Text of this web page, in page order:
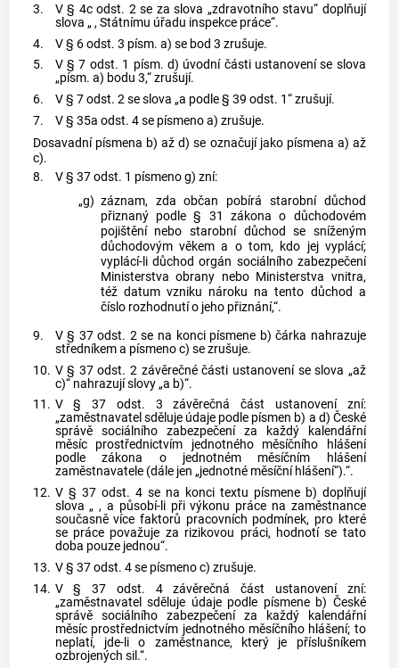
3.
V § 4c odst. 2 se za slova „zdravotního stavu“ doplňují
slova „ , Státnímu úřadu inspekce práce“.
4.
V § 6 odst. 3 písm. a) se bod 3 zrušuje.
5.
V § 7 odst. 1 písm. d) úvodní části ustanovení se slova
„písm. a) bodu 3,“ zrušují.
6.
V § 7 odst. 2 se slova „a podle § 39 odst. 1“ zrušují.
7.
V § 35a odst. 4 se písmeno a) zrušuje.
Dosavadní písmena b) až d) se označují jako písmena a) až
c).
8.
V § 37 odst. 1 písmeno g) zní:
„g) záznam, zda občan pobírá starobní důchod
přiznaný podle § 31 zákona o důchodovém
pojištění nebo starobní důchod se sníženým
důchodovým věkem a o tom, kdo jej vyplácí;
vyplácí-li důchod orgán sociálního zabezpečení
Ministerstva obrany nebo Ministerstva vnitra,
též datum vzniku nároku na tento důchod a
číslo rozhodnutí o jeho přiznání,“.
9.
V § 37 odst. 2 se na konci písmene b) čárka nahrazuje
středníkem a písmeno c) se zrušuje.
10. V § 37 odst. 2 závěrečné části ustanovení se slova „až
c)“ nahrazují slovy „a b)“.
11. V § 37 odst. 3 závěrečná část ustanovení zní:
„zaměstnavatel sděluje údaje podle písmen b) a d) České
správě sociálního zabezpečení za každý kalendářní
měsíc prostřednictvím jednotného měsíčního hlášení
podle zákona o jednotném měsíčním hlášení
zaměstnavatele (dále jen „jednotné měsíční hlášení“).“.
12. V § 37 odst. 4 se na konci textu písmene b) doplňují
slova „ , a působí-li při výkonu práce na zaměstnance
současně více faktorů pracovních podmínek, pro které
se práce považuje za rizikovou práci, hodnotí se tato
doba pouze jednou“.
13. V § 37 odst. 4 se písmeno c) zrušuje.
14. V § 37 odst. 4 závěrečná část ustanovení zní:
„zaměstnavatel sděluje údaje podle písmene b) České
správě sociálního zabezpečení za každý kalendářní
měsíc prostřednictvím jednotného měsíčního hlášení; to
neplatí, jde-li o zaměstnance, který je příslušníkem
ozbrojených sil.“.